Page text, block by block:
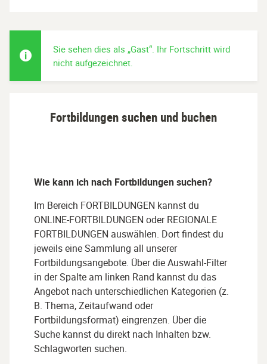
Sie sehen dies als „Gast“. Ihr Fortschritt wird
nicht aufgezeichnet.
Fortbildungen suchen und buchen
Wie kann ich nach Fortbildungen suchen?
Im Bereich FORTBILDUNGEN kannst du
ONLINE-FORTBILDUNGEN oder REGIONALE
FORTBILDUNGEN auswählen. Dort findest du
jeweils eine Sammlung all unserer
Fortbildungsangebote. Über die Auswahl-Filter
in der Spalte am linken Rand kannst du das
Angebot nach unterschiedlichen Kategorien (z.
B. Thema, Zeitaufwand oder
Fortbildungsformat) eingrenzen. Über die
Suche kannst du direkt nach Inhalten bzw.
Schlagworten suchen.